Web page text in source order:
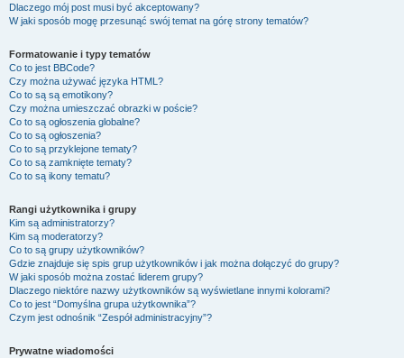
Dlaczego mój post musi być akceptowany?
W jaki sposób mogę przesunąć swój temat na górę strony tematów?
Formatowanie i typy tematów
Co to jest BBCode?
Czy można używać języka HTML?
Co to są są emotikony?
Czy można umieszczać obrazki w poście?
Co to są ogłoszenia globalne?
Co to są ogłoszenia?
Co to są przyklejone tematy?
Co to są zamknięte tematy?
Co to są ikony tematu?
Rangi użytkownika i grupy
Kim są administratorzy?
Kim są moderatorzy?
Co to są grupy użytkowników?
Gdzie znajduje się spis grup użytkowników i jak można dołączyć do grupy?
W jaki sposób można zostać liderem grupy?
Dlaczego niektóre nazwy użytkowników są wyświetlane innymi kolorami?
Co to jest “Domyślna grupa użytkownika”?
Czym jest odnośnik “Zespół administracyjny”?
Prywatne wiadomości